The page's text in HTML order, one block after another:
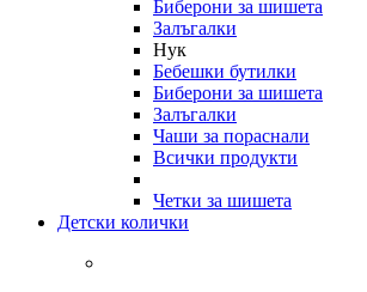
Биберони за шишета
Залъгалки
Нук
Бебешки бутилки
Биберони за шишета
Залъгалки
Чаши за пораснали
Всички продукти
Четки за шишета
Детски колички